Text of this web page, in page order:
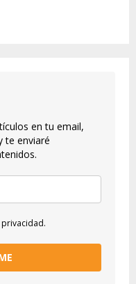
en tu email,
te enviaré